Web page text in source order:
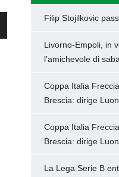
Filip Stojilkovic
Livorno-Empoli, in
l’amichevole di
Coppa Italia
Brescia: dirige
Coppa Italia
Brescia: dirige
La Lega Serie B